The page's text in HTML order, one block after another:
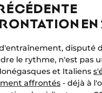
disputé
le rythme, n'est pas
et Italiens
affrontés - déjà à